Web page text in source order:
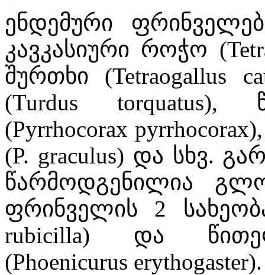
ენდემური
კავკასიური როჭო
შურთხი (Tetraogallus
(Turdus torquatus),
(Pyrrhocorax
(P. graculus) და სხვ.
წარმოდგენილია
ფრინველის 2
rubicilla) და
(Phoenicurus erythogaster).